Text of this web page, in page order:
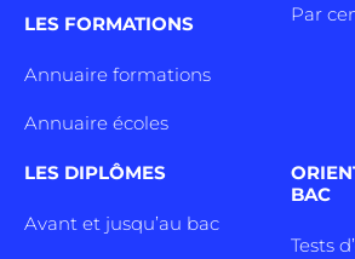
LES FORMATIONS
Annuaire formations
Annuaire écoles
Par
LES DIPLÔMES
Avant et jusqu’au bac
BAC
Tests